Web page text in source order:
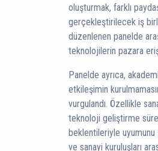
oluşturmak, farklı
gerçekleştirilecek iş
düzenlenen panelde
teknolojilerin pazara
Panelde ayrıca,
etkileşimin
vurgulandı. Özellikle
teknoloji geliştirme
beklentileriyle uyumunu
ve sanayi kuruluşları